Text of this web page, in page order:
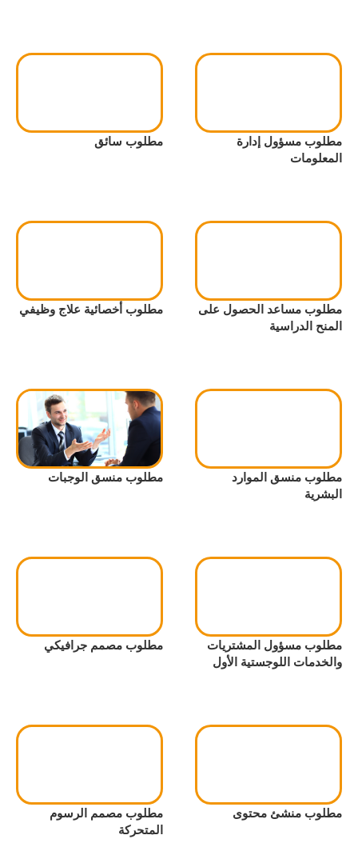
مطلوب مسؤول إدارة
المعلومات
مطلوب سائق
مطلوب مساعد الحصول على
المنح الدراسية
مطلوب أخصائية علاج وظيفي
مطلوب منسق الموارد
البشرية
مطلوب منسق الوجبات
مطلوب مسؤول المشتريات
والخدمات اللوجستية الأول
مطلوب مصمم جرافيكي
مطلوب منشئ محتوى
مطلوب مصمم الرسوم
المتحركة